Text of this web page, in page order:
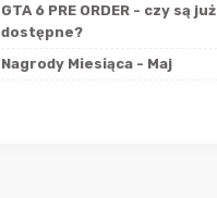
GTA 6 PRE ORDER - czy są już
dostępne?
Nagrody Miesiąca - Maj